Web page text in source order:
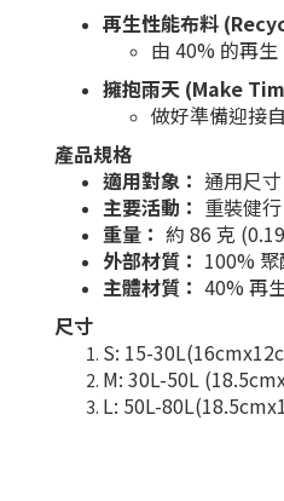
再生性能布料
由 40% 的再
擁抱雨天 (Make
做好準備迎接
產品規格
適用對象： 通用尺寸
主要活動： 重裝健
重量： 約 86 克
外部材質： 100%
主體材質： 40% 再
尺寸
S: 15-
M: 30L-50L
L: 50L-